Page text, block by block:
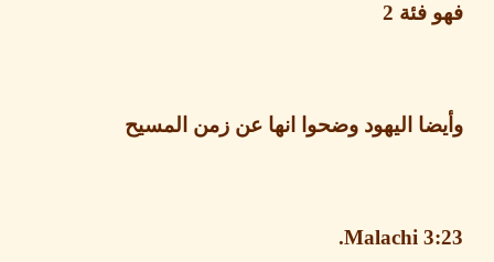
فئة2
اليهود وضحوا انها عن زمن المسيح
Malachi